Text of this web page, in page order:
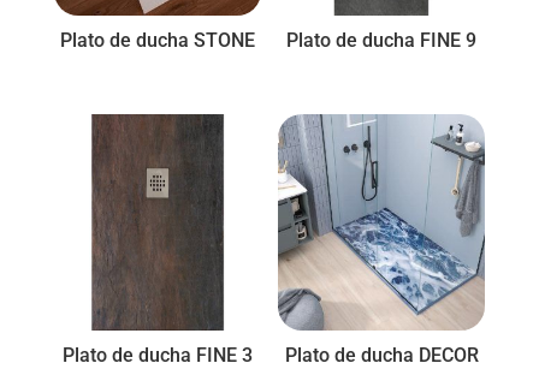
Plato de ducha STONE Plato de ducha FINE 9
Plato de ducha FINE 3
Plato de ducha DECOR